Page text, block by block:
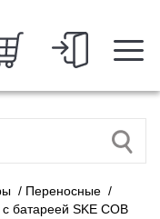
/ Переносные /
батареей SKE COB